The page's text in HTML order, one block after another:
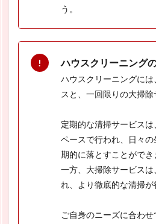
う。
ハウスクリーニング
ハウスクリーニングに
スと、一回限りの大掃除
定期的な清掃サービス
ペースで行われ、日々
期的に落とすことができ
一方、大掃除サービス
れ、より徹底的な清掃が
ご自身のニーズに合わ